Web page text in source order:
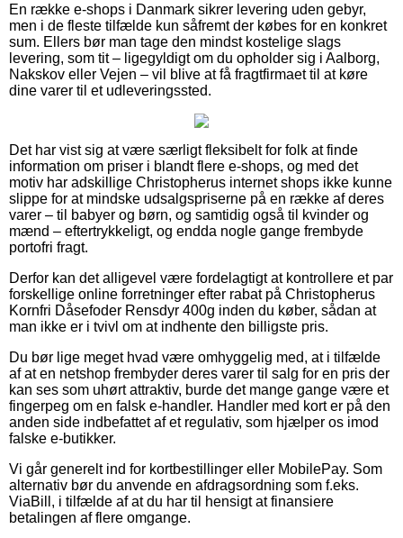
En række e-shops i Danmark sikrer levering uden gebyr,
men i de fleste tilfælde kun såfremt der købes for en konkret
sum. Ellers bør man tage den mindst kostelige slags
levering, som tit – ligegyldigt om du opholder sig i Aalborg,
Nakskov eller Vejen – vil blive at få fragtfirmaet til at køre
dine varer til et udleveringssted.
Det har vist sig at være særligt fleksibelt for folk at finde
information om priser i blandt flere e-shops, og med det
motiv har adskillige Christopherus internet shops ikke kunne
slippe for at mindske udsalgspriserne på en række af deres
varer – til babyer og børn, og samtidig også til kvinder og
mænd – eftertrykkeligt, og endda nogle gange frembyde
portofri fragt.
Derfor kan det alligevel være fordelagtigt at kontrollere et par
forskellige online forretninger efter rabat på Christopherus
Kornfri Dåsefoder Rensdyr 400g inden du køber, sådan at
man ikke er i tvivl om at indhente den billigste pris.
Du bør lige meget hvad være omhyggelig med, at i tilfælde
af at en netshop frembyder deres varer til salg for en pris der
kan ses som uhørt attraktiv, burde det mange gange være et
fingerpeg om en falsk e-handler. Handler med kort er på den
anden side indbefattet af et regulativ, som hjælper os imod
falske e-butikker.
Vi går generelt ind for kortbestillinger eller MobilePay. Som
alternativ bør du anvende en afdragsordning som f.eks.
ViaBill, i tilfælde af at du har til hensigt at finansiere
betalingen af flere omgange.